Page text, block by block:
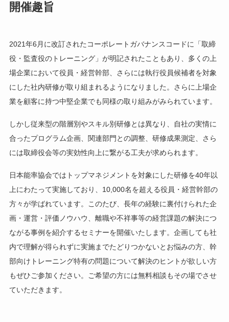
開催趣旨
2021年6月に改訂されたコーポレートガバナンスコードに「取締
役・監査役のトレーニング」が明記されたこともあり、多くの上
場企業において役員・経営幹部、さらには執行役員候補者を対象
にした社内研修が取り組まれるようになりました。さらに上場企
業を顧客に持つ中堅企業でも同様の取り組みがみられています。
しかし従来型の階層別やスキル別研修とは異なり、自社の実情に
合ったプログラム企画、関連部門との調整、研修成果測定、さら
には取締役会等の実効性向上に繋がる工夫が求められます。
日本能率協会ではトップマネジメントを対象にした研修を40年以
上にわたって実施しており、10,000名を超える役員・経営幹部の
方々が学ばれています。このたび、長年の経験に裏付けられた企
画・運営・評価ノウハウ、離職や不祥事等の経営課題の解決につ
ながる事例を紹介するセミナーを開催いたします。企画しても社
内で理解が得られずに実施までたどりつかないとお悩みの方、幹
部向けトレーニング特有の問題について解決のヒントが欲しい方
もぜひご参加ください。ご希望の方には無料相談もその場でさせ
ていただきます。